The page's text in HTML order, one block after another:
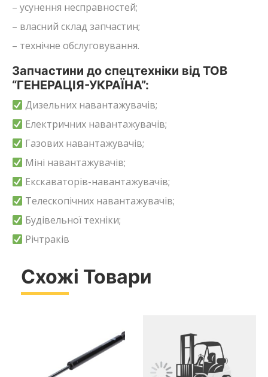
– усунення несправностей;
– власний склад запчастин;
– технічне обслуговування.
Запчастини до спецтехніки від ТОВ
“ГЕНЕРАЦІЯ-УКРАЇНА”:
Дизельних навантажувачів;
Електричних навантажувачів;
Газових навантажувачів;
Міні навантажувачів;
Екскаваторів-навантажувачів;
Телескопічних навантажувачів;
Будівельної техніки;
Річтраків
Схожі Товари